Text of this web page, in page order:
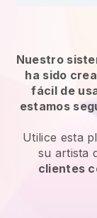
Nuestro
ha sido
fácil de
estamos
Utilice esta
su artista
clientes